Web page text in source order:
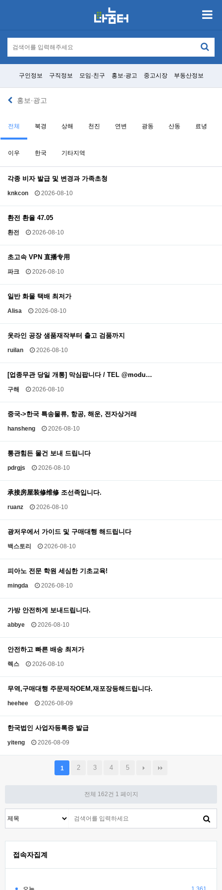
구인정보 구직정보 모임·친구 홍보·광고 중고시장 부동산정보
홍보·광고
전체 북경 상해 천진 연변 광동 산동 료녕
이우 한국 기타지역
각종 비자 발급 및 변경과 가족초청
knkcon 2026-08-10
환전 환율 47.05
환전 2026-08-10
초고속 VPN 直播专用
파크 2026-08-10
일반 화물 택배 최저가
Alisa 2026-08-10
옷라인 공장 샘품재작부터 출고 검품까지
ruilan 2026-08-10
[업종무관 당일 개통] 막심팝니다 / TEL @modu…
구해 2026-08-10
중국->한국 특송물류, 항공, 해운, 전자상거래
hansheng 2026-08-10
통관힘든 물건 보내 드립니다
pdrgjs 2026-08-10
承接房屋装修维修 조선족입니다.
ruanz 2026-08-10
광저우에서 가이드 및 구매대행 해드립니다
백스토리 2026-08-10
피아노 전문 학원 세심한 기초교육!
mingda 2026-08-10
가방 안전하게 보내드립니다.
abbye 2026-08-10
안전하고 빠른 배송 최저가
렉스 2026-08-10
무역,구매대행 주문제작OEM,재포장등해드립니다.
heehee 2026-08-09
한국법인 사업자등록증 발급
yiteng 2026-08-09
1 2 3 4 5
전체 162건 1 페이지
접속자집계